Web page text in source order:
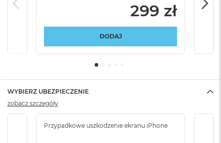
299 zł
DODAJ
WYBIERZ UBEZPIECZENIE
Przypadkowe uszkodzenie ekranu iPhone
zobacz szczegóły